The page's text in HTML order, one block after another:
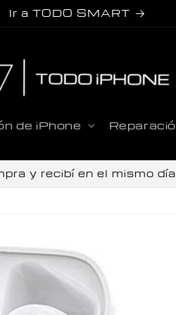
Ir a TODO SMART
de iPhone
y recibí en el mismo día